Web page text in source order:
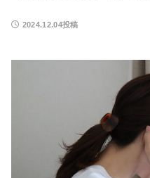
2024.12.04投稿